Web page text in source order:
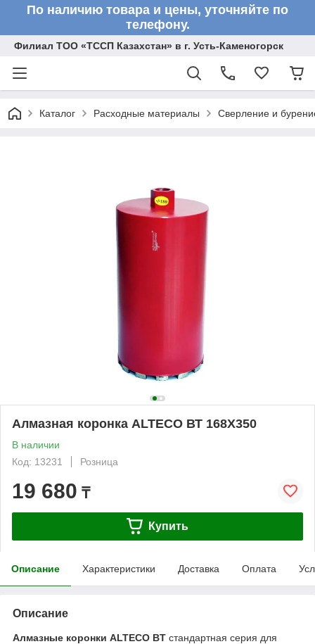
По наличию товара и цены, уточняйте по
телефону.
Филиал ТОО «ТССП Казахстан» в г. Усть-Каменогорск
Каталог Расходные материалы Сверление и
Алмазная коронка ALTECO ВТ 168Х350
В наличии
Код: 13231
Розница
19 680 ₸
Купить
Описание Характеристики Доставка Оплата
Описание
Алмазные коронки ALTECO BT стандартная серия для